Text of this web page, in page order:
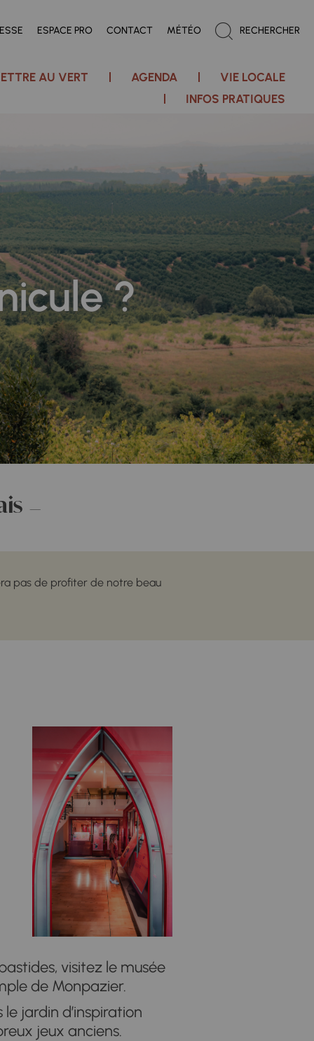
ESPACE PRO CONTACT MÉTÉO RECHERCHER
AU VERT AGENDA
VIE LOCALE
INFOS PRATIQUES
?
pas de profiter de notre beau
visitez le musée
de Monpazier.
jardin d’inspiration
jeux anciens.